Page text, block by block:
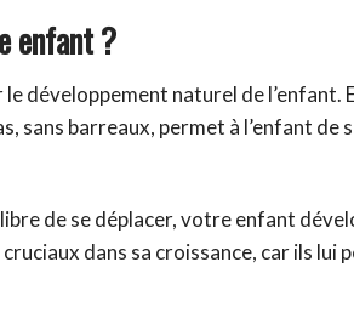
enfant ?
développement naturel de l’enfant.
sans barreaux, permet à l’enfant de
de se déplacer, votre enfant
dans sa croissance, car ils lui